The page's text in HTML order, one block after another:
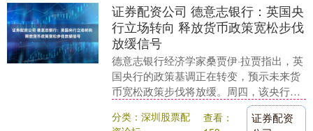
证券配资公司 德意志银行：英国央
行立场转向 释放货币政策宽松步伐
放缓信号
德意志银行经济学家桑贾伊·拉贾指出，英
国央行的政策基调正在转变，预示未来货
币宽松政策步伐将放缓。周四，该央行将
基准利率从4.25%下调至4.00%，这一举措
符合....
分类：深圳股票配
查看：
证券配资